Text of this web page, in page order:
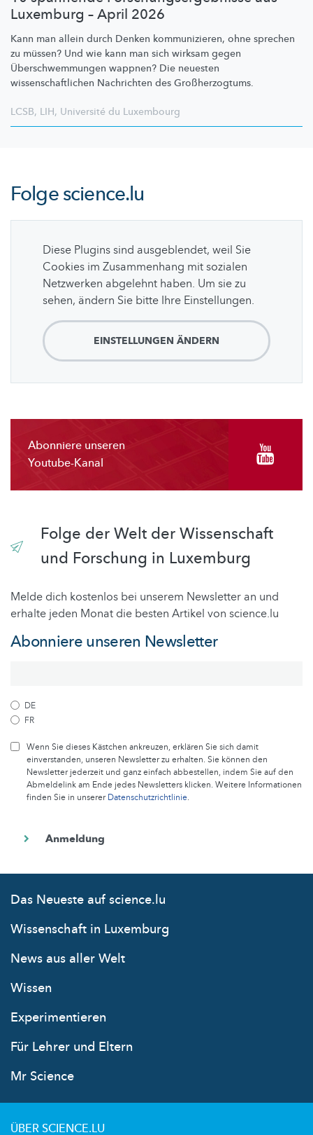
Luxemburg – April 2026
Kann man allein durch Denken kommunizieren, ohne sprechen
zu müssen? Und wie kann man sich wirksam gegen
Überschwemmungen wappnen? Die neuesten
wissenschaftlichen Nachrichten des Großherzogtums.
LCSB, LIH, Université du Luxembourg
Folgescience.lu
Diese Plugins sind ausgeblendet, weil Sie
Cookies im Zusammenhang mit sozialen
Netzwerken abgelehnt haben. Um sie zu
sehen, ändern Sie bitte Ihre Einstellungen.
EINSTELLUNGEN ÄNDERN
Abonniere unseren
Youtube-Kanal
Folge der Welt der Wissenschaft
und Forschung in Luxemburg
Melde dich kostenlos bei unserem Newsletter an und
erhalte jeden Monat die besten Artikel von science.lu
Abonniere unseren Newsletter
DE
FR
Wenn Sie dieses Kästchen ankreuzen, erklären Sie sich damit
einverstanden, unseren Newsletter zu erhalten. Sie können den
Newsletter jederzeit und ganz einfach abbestellen, indem Sie auf den
Abmeldelink am Ende jedes Newsletters klicken. Weitere Informationen
finden Sie in unsererDatenschutzrichtlinie.
Das Neueste auf science.lu
Wissenschaft in Luxemburg
News aus aller Welt
Wissen
Experimentieren
Für Lehrer und Eltern
Mr Science
ÜBER SCIENCE.LU